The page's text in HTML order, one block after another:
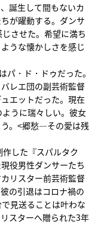
誕生して間もないカ
が躍動する。ダンサ
させた。希望に満ち
うな懐かしさを感じ
・ド・ドゥだった。
レエ団の副芸術監督
エットだった。現在
うに瑞々しい。彼女
。<郷愁―その愛は残
した『スパルタク
役男性ダンサーたち
リスター前芸術監督
の引退はコロナ禍の
見送ることは叶わな
スターへ贈られた3年